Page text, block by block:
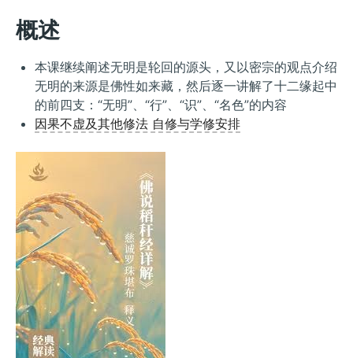
概述
本课继续阐述无明是轮回的源头，又以密宗的观点介绍
无明的来源是佛性如来藏，然后逐一讲解了十二缘起中
的前四支：“无明”、“行”、“识”、“名色”的内容
因果不虚及其他修法 自修与学修安排